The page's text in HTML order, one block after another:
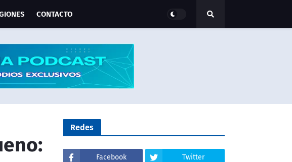
CONTACTO
Redes
Facebook Twitter